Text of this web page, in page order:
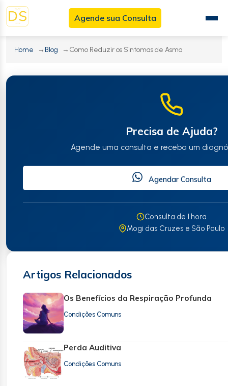
Menu
Agende sua Consulta
Home Blog Como Reduzir os Sintomas de Asma
Precisa de Ajuda?
Agende uma consulta e receba um
Agendar Consulta
Consulta de 1 hora
Mogi das Cruzes e São Paulo
Artigos Relacionados
Os Benefícios da Respiração Profunda
Condições Comuns
Perda Auditiva
Condições Comuns